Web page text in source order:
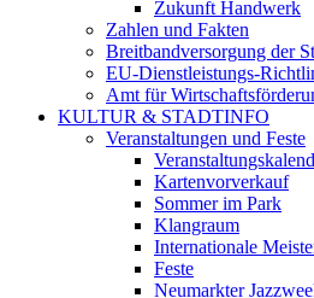
Zukunft Handwerk
Zahlen und Fakten
Breitbandversorgung der
EU-Dienstleistungs-
Amt für
KULTUR & STADTINFO
Veranstaltungen und Feste
Kartenvorverkauf
Sommer im Park
Klangraum
Internationale
Feste
Neumarkter